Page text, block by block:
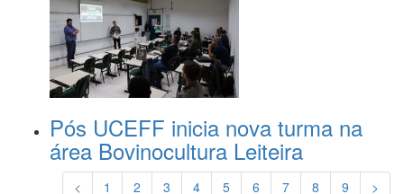
Pós UCEFF inicia nova turma na
área Bovinocultura Leiteira
< 1 2 3 4 5 6 7 8 9 >